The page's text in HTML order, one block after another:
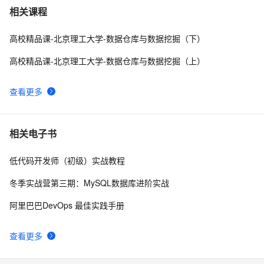
7 斯坦福数据挖掘Introduction
8 【数据挖掘】多项式回归原理介绍及实战应用（超详细
相关课程
查看更多
高校精品课-北京理工大学-数据仓库与数据挖掘（下）
高校精品课-北京理工大学-数据仓库与数据挖掘（上）
相关电子书
查看更多
低代码开发师（初级）实战教程
冬季实战营第三期：MySQL数据库进阶实战
阿里巴巴DevOps 最佳实践手册